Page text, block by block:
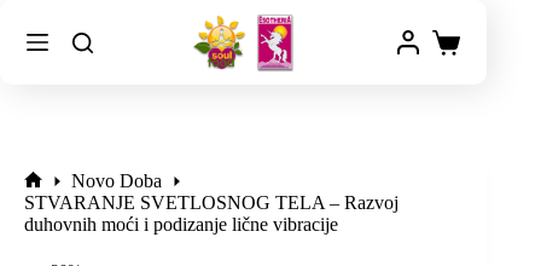
Novo Doba
STVARANJE SVETLOSNOG TELA – Razvoj
duhovnih moći i podizanje lične vibracije